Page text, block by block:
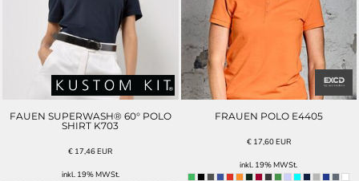
FAUEN SUPERWASH® 60° POLO
SHIRT K703
€ 17,46EUR
inkl. 19% MWSt.
FRAUEN POLO E4405
€ 17,60EUR
inkl. 19% MWSt.